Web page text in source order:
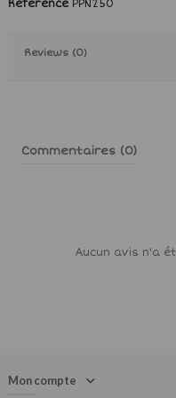
Référence PPN250
Reviews (0)
Commentaires (0)
Aucun avis n'a
Mon compte